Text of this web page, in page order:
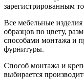
зарегистрированным
Все мебельные
образцов по цвету,
способами монтажа и
фурнитуры.
Способ монтажа и
выбирается